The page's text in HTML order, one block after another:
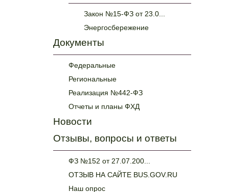
Закон №15-ФЗ от 23.0...
Энергосбережение
Документы
Федеральные
Региональные
Реализация №442-ФЗ
Отчеты и планы ФХД
Новости
Отзывы, вопросы и ответы
ФЗ №152 от 27.07.200...
ОТЗЫВ НА САЙТЕ BUS.GOV.RU
Наш опрос